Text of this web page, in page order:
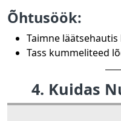
Õhtusöök:
Taimne
Tass kummeliteed
4. Kuidas